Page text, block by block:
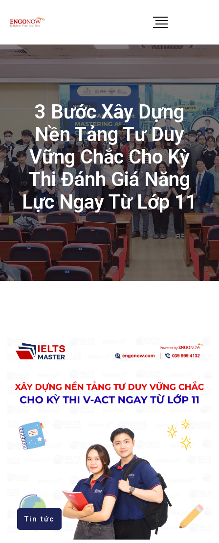
3 Bước Xây Dựng
Nền Tảng Tư Duy
Vững Chắc Cho Kỳ
Thi Đánh Giá Năng
Lực Ngay Từ Lớp 11
Tin tức